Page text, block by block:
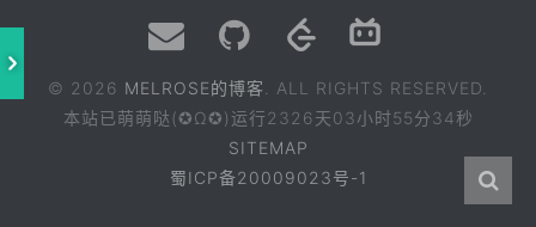
© 2026 MELROSE的博客
. ALL RIGHTS RESERVED.
本站已萌萌哒(✪Ω✪)运行2326天03小时55分35秒
SITEMAP
蜀ICP备20009023号-1